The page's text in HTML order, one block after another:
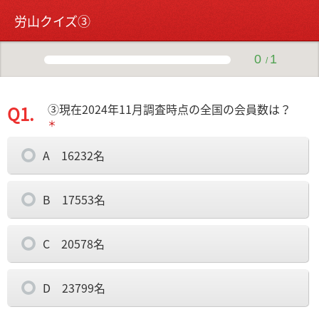
労山クイズ③
0 / 1
Q1. ③現在2024年11月調査時点の全国の会員数は？
＊
A 16232名
B 17553名
C 20578名
D 23799名